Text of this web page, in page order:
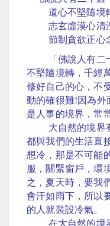
道心不堅隨境轉
志玄虛漠心清澄
節制貪欲正心念
「佛說人有二十
不堅隨境轉，千經
修好自己的心，不
動的確很難!因為外
是人事的境界，常
大自然的境界有
都與我們的生活直
想冷，那是不可能
服，關緊窗戶，環
之，夏天時，要我
會汗如雨下，所以
的人就裝設冷氣。
在大自然的境界